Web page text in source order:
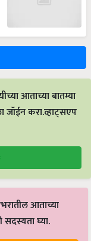
आताच्या बातम्या
जॉईन करा.व्हाट्सएप
आताच्या
घ्या.